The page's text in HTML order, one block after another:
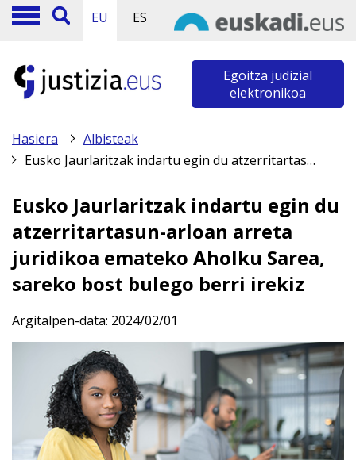
EU ES
Egoitza judizial
elektronikoa
Hasiera
Albisteak
Eusko Jaurlaritzak indartu egin du atzerritartasun-arloan arreta juridikoa emateko Aholku Sarea, sareko bost bulego berri irekiz
Eusko Jaurlaritzak indartu egin du
atzerritartasun-arloan arreta
juridikoa emateko Aholku Sarea,
sareko bost bulego berri irekiz
Argitalpen-data: 2024/02/01